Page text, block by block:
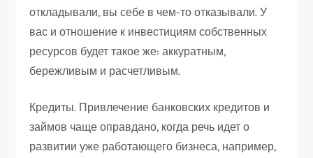
откладывали, вы себе в чем-то отказывали. У
вас и отношение к инвестициям собственных
ресурсов будет такое же: аккуратным,
бережливым и расчетливым.
Кредиты. Привлечение банковских кредитов и
займов чаще оправдано, когда речь идет о
развитии уже работающего бизнеса, например,